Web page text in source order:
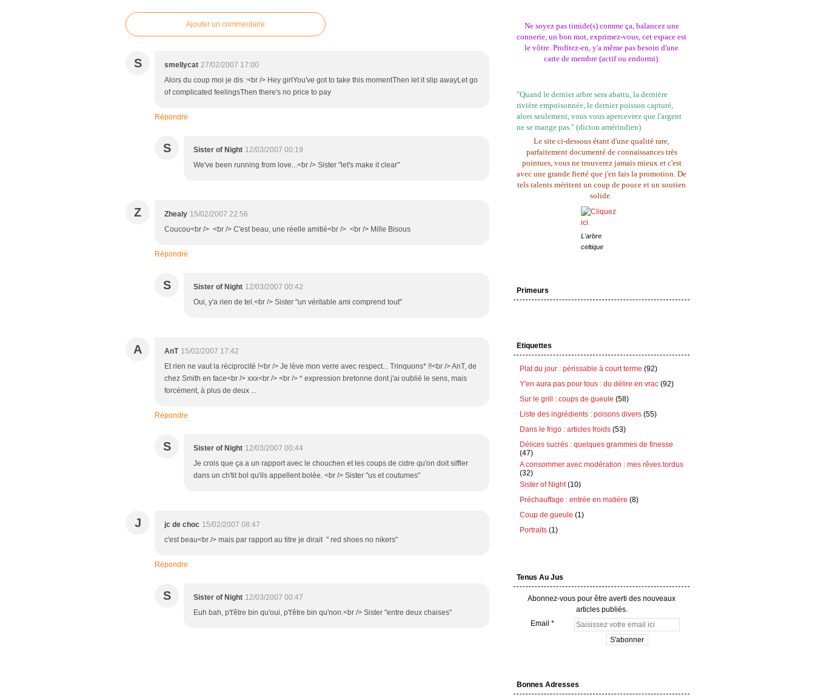
Ajouter un commentaire
S smellycat 27/02/2007 17:00
Alors du coup moi je dis :<br /> Hey girlYou've got to take this momentThen let it slip awayLet go
of complicated feelingsThen there's no price to pay
Répondre
S Sister of Night 12/03/2007 00:19
We've been running from love...<br /> Sister "let's make it clear"
Z Zhealy 15/02/2007 22:56
Coucou<br /> <br /> C'est beau, une réelle amitié<br /> <br /> Mille Bisous
Répondre
S Sister of Night 12/03/2007 00:42
Oui, y'a rien de tel.<br /> Sister "un véritable ami comprend tout"
A AnT 15/02/2007 17:42
Et rien ne vaut la réciprocité !<br /> Je lève mon verre avec respect... Trinquons* !!<br /> AnT, de
chez Smith en face<br /> xxx<br /> <br /> * expression bretonne dont j'ai oublié le sens, mais
forcément, à plus de deux ...
Répondre
S Sister of Night 12/03/2007 00:44
Je crois que ça a un rapport avec le chouchen et les coups de cidre qu'on doit siffler
dans un ch'tit bol qu'ils appellent bolée. <br /> Sister "us et coutumes"
J jc de choc 15/02/2007 08:47
c'est beau<br /> mais par rapport au titre je dirait " red shoes no nikers"
Répondre
S Sister of Night 12/03/2007 00:47
Euh bah, p't'être bin qu'oui, p't'être bin qu'non.<br /> Sister "entre deux chaises"
Ne soyez pas timide(s) comme ça, balancez une
connerie, un bon mot, exprimez-vous, cet espace est
le vôtre. Profitez-en, y'a même pas besoin d'une
carte de membre (actif ou endormi).
"Quand le dernier arbre sera abattu, la dernière
rivière empoisonnée, le dernier poisson capturé,
alors seulement, vous vous apercevrez que l'argent
ne se mange pas." (dicton amérindien)
Le site ci-dessous étant d'une qualité rare,
parfaitement documenté de connaissances très
pointues, vous ne trouverez jamais mieux et c'est
avec une grande fierté que j'en fais la promotion. De
tels talents méritent un coup de pouce et un soutien
solide.
L'arbre
celtique
Primeurs
Etiquettes
Plat du jour : périssable à court terme (92)
Y'en aura pas pour tous : du délire en vrac (92)
Sur le grill : coups de gueule (58)
Liste des ingrédients : poisons divers (55)
Dans le frigo : articles froids (53)
Délices sucrés : quelques grammes de finesse
(47)
A consommer avec modération : mes rêves tordus
(32)
Sister of Night(10)
Préchauffage : entrée en matière (8)
Coup de gueule (1)
Portraits (1)
Tenus Au Jus
Abonnez-vous pour être averti des nouveaux
articles publiés.
Email
Bonnes Adresses